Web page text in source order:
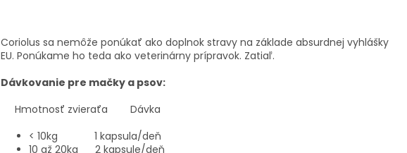
Coriolus sa nemôže ponúkať ako doplnok stravy na základe absurdnej vyhlášky
EU. Ponúkame ho teda ako veterinárny prípravok. Zatiaľ.
Dávkovanie pre mačky a psov:
Hmotnosť zvieraťa Dávka
< 10kg 1 kapsula/deň
10 až 20kg 2 kapsule/deň